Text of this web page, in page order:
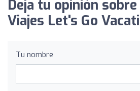
Deja tu opinión
Viajes Let's Go
Tu nombre